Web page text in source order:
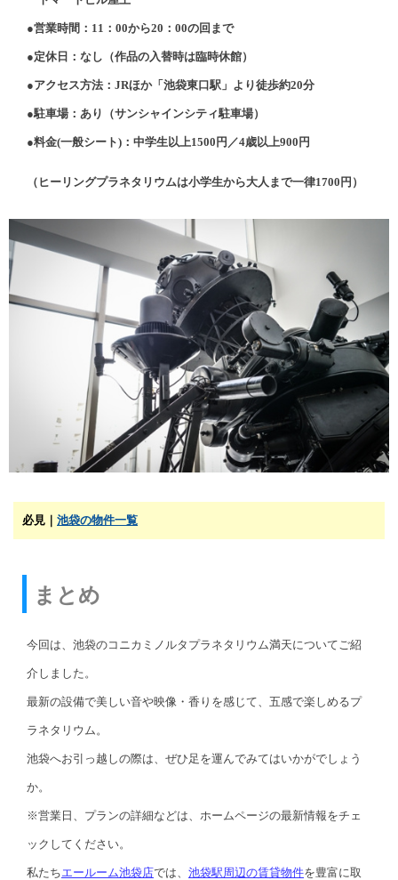
●営業時間：11：00から20：00の回まで
●定休日：なし（作品の入替時は臨時休館）
●アクセス方法：JRほか「池袋東口駅」より徒歩約20分
●駐車場：あり（サンシャインシティ駐車場）
●料金(一般シート) ：中学生以上1500円／4歳以上900円
（ヒーリングプラネタリウムは小学生から大人まで一律1700円）
必見｜ 池袋の物件一覧
まとめ
今回は、池袋のコニカミノルタプラネタリウム満天についてご紹
介しました。
最新の設備で美しい音や映像・香りを感じて、五感で楽しめるプ
ラネタリウム。
池袋へお引っ越しの際は、ぜひ足を運んでみてはいかがでしょう
か。
※営業日、プランの詳細などは、ホームページの最新情報をチェ
ックしてください。
私たちエールーム池袋店では、 池袋駅周辺の賃貸物件を豊富に取